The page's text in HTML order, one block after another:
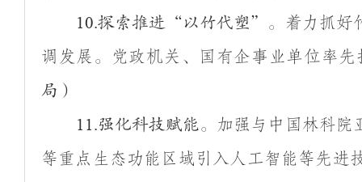
10.探索推进 “ 以竹代塑” 。
着力抓好
调发展。党政机关、国有企事业单位率先
局）
11.强化科技赋能。 加强与中国林科院
等重点生态功能区域引入人工智能等先进